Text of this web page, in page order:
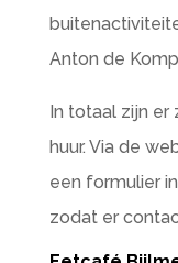
Anton de
In totaal zijn er
huur. Via de
een formulier
zodat er